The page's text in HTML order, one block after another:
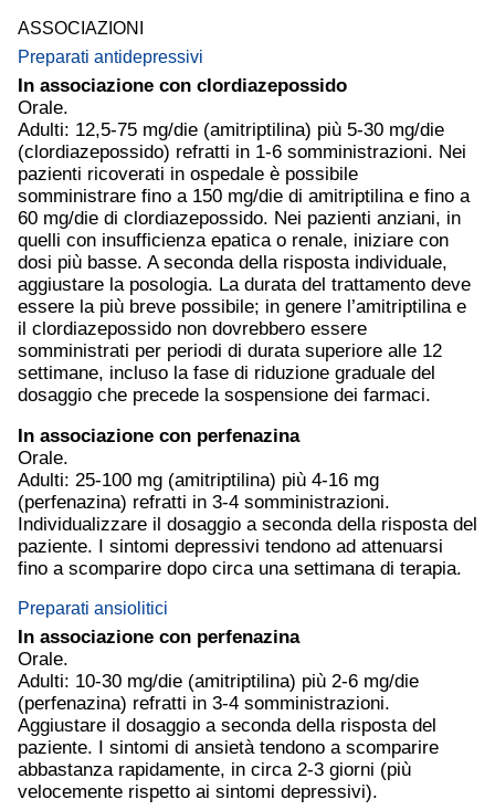
ASSOCIAZIONI
Preparati antidepressivi
In associazione con clordiazepossido
Orale.
Adulti: 12,5-75 mg/die (amitriptilina) più 5-30 mg/die
(clordiazepossido) refratti in 1-6 somministrazioni. Nei
pazienti ricoverati in ospedale è possibile
somministrare fino a 150 mg/die di amitriptilina e fino a
60 mg/die di clordiazepossido. Nei pazienti anziani, in
quelli con insufficienza epatica o renale, iniziare con
dosi più basse. A seconda della risposta individuale,
aggiustare la posologia. La durata del trattamento deve
essere la più breve possibile; in genere l’amitriptilina e
il clordiazepossido non dovrebbero essere
somministrati per periodi di durata superiore alle 12
settimane, incluso la fase di riduzione graduale del
dosaggio che precede la sospensione dei farmaci.
In associazione con perfenazina
Orale.
Adulti: 25-100 mg (amitriptilina) più 4-16 mg
(perfenazina) refratti in 3-4 somministrazioni.
Individualizzare il dosaggio a seconda della risposta del
paziente. I sintomi depressivi tendono ad attenuarsi
fino a scomparire dopo circa una settimana di terapia.
Preparati ansiolitici
In associazione con perfenazina
Orale.
Adulti: 10-30 mg/die (amitriptilina) più 2-6 mg/die
(perfenazina) refratti in 3-4 somministrazioni.
Aggiustare il dosaggio a seconda della risposta del
paziente. I sintomi di ansietà tendono a scomparire
abbastanza rapidamente, in circa 2-3 giorni (più
velocemente rispetto ai sintomi depressivi).